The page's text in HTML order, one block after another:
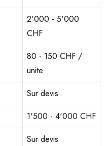
2'000 - 5'000
CHF
80 - 150 CHF /
unite
Sur devis
1'500 - 4'000 CHF
Sur devis